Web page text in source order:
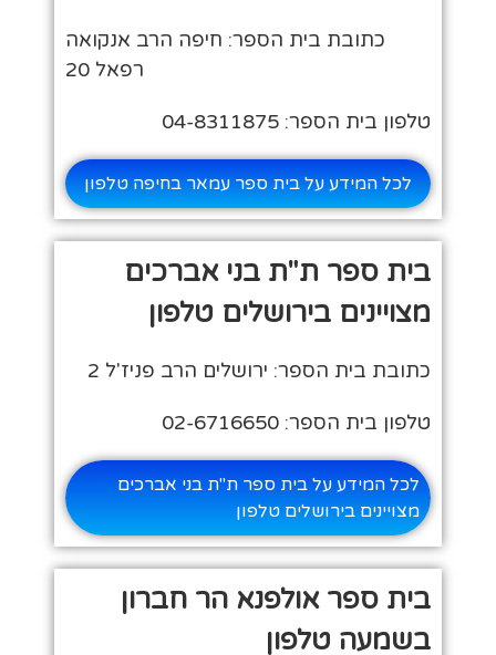
כתובת בית הספר: חיפה הרב אנקואה
רפאל 20
טלפון בית הספר: 04-8311875
לכל המידע על בית ספר עמאר בחיפה טלפון
בית ספר ת"ת בני אברכים
מצויינים בירושלים טלפון
כתובת בית הספר: ירושלים הרב פניז'ל 2
טלפון בית הספר: 02-6716650
לכל המידע על בית ספר ת"ת בני אברכים
מצויינים בירושלים טלפון
בית ספר אולפנא הר חברון
בשמעה טלפון